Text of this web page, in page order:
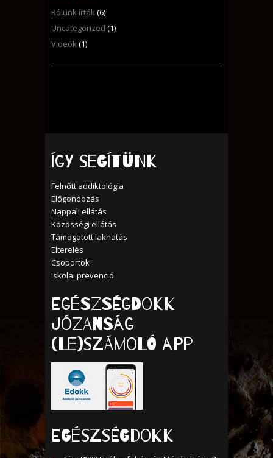
Rólunk írták(6)
Uncategorized (1)
Videók(1)
Így segítünk
Felnőtt addiktológia
Előgondozás
Nappali ellátás
Közösségi ellátás
Támogatott lakhatás
Elterelés
Csoportok
Iskolai prevenció
Egészségdokk
Józanság
(Le)számoló APP
EGÉSZSÉGDOKK